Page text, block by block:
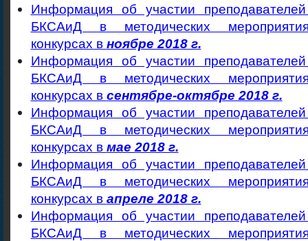
Информация об участии
БКСАиД в методических
конкурсах в ноябре 2018 г.
Информация об участии
БКСАиД в методических
конкурсах в сентябре-октябре 2018 г.
Информация об участии
БКСАиД в методических
конкурсах в мае 2018 г.
Информация об участии
БКСАиД в методических
конкурсах в апреле 2018 г.
Информация об участии
БКСАиД в методических